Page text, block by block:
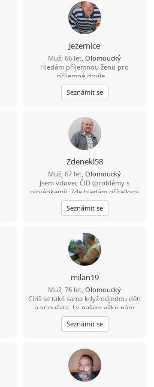
divadlo, hudba, turistika, výlety na
kole či autem..) i obejmutí se... a
když to bude fungovat tak i častěji,
nebo i společné žití. Žijme TEĎ,
minuty se vlečou, ale roky
nenávratně utíkají,,,
Jezernice
Muž, 66 let, Olomoucký
Hledám příjemnou ženu pro
příjemné chvíle....
Seznámit se
Zdenekl58
Muž, 67 let, Olomoucký
Jsem vdovec ČID (problémy s
ploténkami). Zde hledám přítelkyni
se současnou fotkou, později snad i
více, nekuřačku. Z okresů Prostějov,
Olomouc, Vyškov sever, Přerov
Seznámit se
milan19
Muž, 76 let, Olomoucký
Cítíš se také sama když odjedou děti
a vnoučata. I v našem věku nám
může být spolu dobře.Napiš,
prosím, pokud ti schází pohlazení
atd. .
Seznámit se